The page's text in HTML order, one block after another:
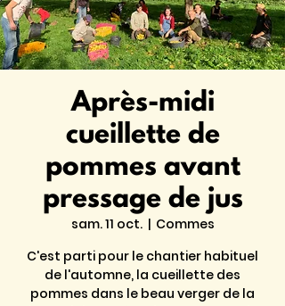
Après-midi
cueillette de
pommes avant
pressage de jus
sam. 11 oct.
  |
Commes
C'est parti pour le chantier habituel
de l'automne, la cueillette des
pommes dans le beau verger de la